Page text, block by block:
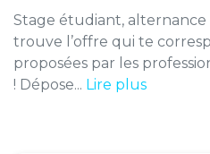
Stage étudiant,
trouve l’offre qui te
proposées par les
! Dépose... Lire plus